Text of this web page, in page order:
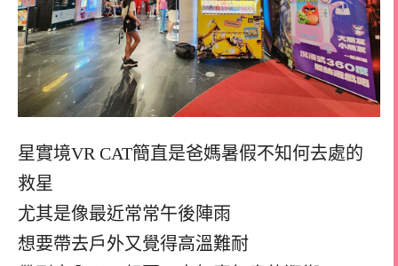
星實境VR CAT簡直是爸媽暑假不知何去處的
救星
尤其是像最近常常午後陣雨
想要帶去戶外又覺得高溫難耐